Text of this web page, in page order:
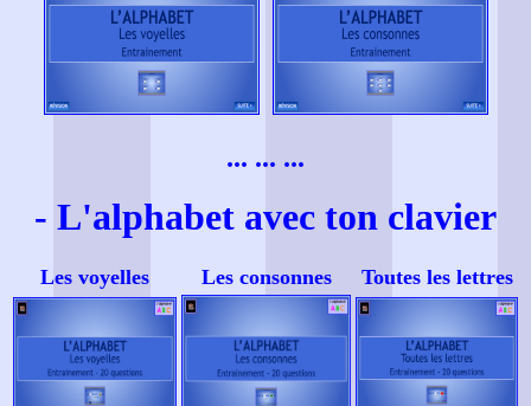
... ... ...
- L'alphabet avec ton clavier
Les voyelles Les consonnes Toutes les lettres